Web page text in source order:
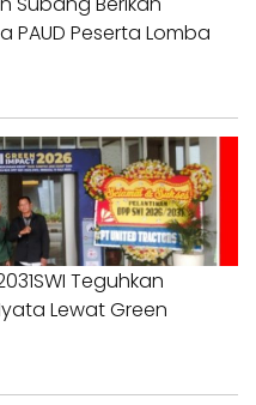
PAUD Peserta Lomba
Teguhkan
Lewat Green